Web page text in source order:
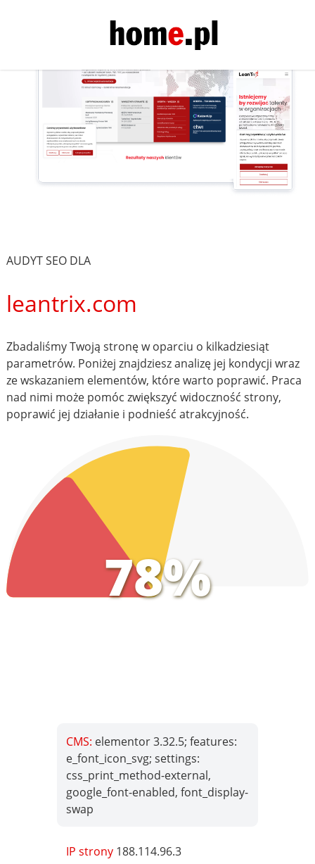
AUDYT SEO DLA
leantrix.com
Zbadaliśmy Twoją stronę w oparciu o kilkadziesiąt
parametrów. Poniżej znajdziesz analizę jej kondycji wraz
ze wskazaniem elementów, które warto poprawić. Praca
nad nimi może pomóc zwiększyć widoczność strony,
poprawić jej działanie i podnieść atrakcyjność.
78%
CMS: elementor 3.32.5; features:
e_font_icon_svg; settings:
css_print_method-external,
google_font-enabled, font_display-
swap
IP strony 188.114.96.3